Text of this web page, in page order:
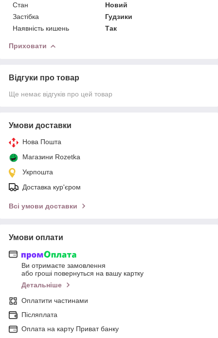
Стан
Новий
Застібка
Гудзики
Наявність кишень
Так
Приховати
Відгуки про товар
Ще немає відгуків про цей товар
Умови доставки
Нова Пошта
Магазини Rozetka
Укрпошта
Доставка кур'єром
Всі умови доставки
Умови оплати
Ви отримаєте замовлення
або гроші повернуться на вашу картку
Детальніше
Оплатити частинами
Післяплата
Оплата на карту Приват банку